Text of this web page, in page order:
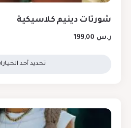
شورتات دينيم كلاسيكية
ر.س
تحديد أحد